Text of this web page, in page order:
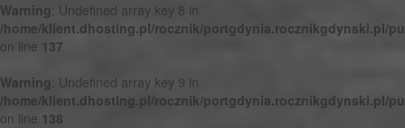
Warning: Undefined array key 8 in
/home/klient.dhosting.pl/rocznik/portgdynia.rocznikgdynski.pl/
on line 137
Warning: Undefined array key 9 in
/home/klient.dhosting.pl/rocznik/portgdynia.rocznikgdynski.pl/
on line 138